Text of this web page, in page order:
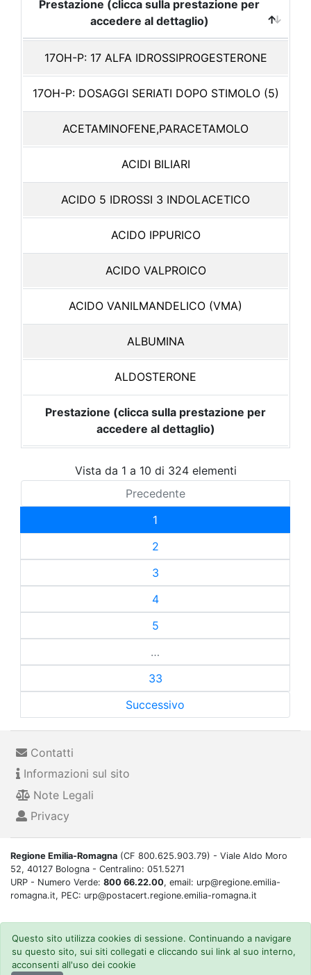
Prestazione (clicca sulla prestazione per
accedere al dettaglio)
17OH-P: 17 ALFA IDROSSIPROGESTERONE
17OH-P: DOSAGGI SERIATI DOPO STIMOLO (5)
ACETAMINOFENE,PARACETAMOLO
ACIDI BILIARI
ACIDO 5 IDROSSI 3 INDOLACETICO
ACIDO IPPURICO
ACIDO VALPROICO
ACIDO VANILMANDELICO (VMA)
ALBUMINA
ALDOSTERONE
Prestazione (clicca sulla prestazione per
accedere al dettaglio)
Vista da 1 a 10 di 324 elementi
Precedente
1
2
3
4
5
…
33
Successivo
Contatti
Informazioni sul sito
Note Legali
Privacy
Regione Emilia-Romagna (CF 800.625.903.79) - Viale Aldo Moro
52, 40127 Bologna - Centralino: 051.5271
URP - Numero Verde: 800 66.22.00, email: urp@regione.emilia-
romagna.it, PEC: urp@postacert.regione.emilia-romagna.it
Questo sito utilizza cookies di sessione. Continuando a navigare
su questo sito, sui siti collegati e cliccando sui link al suo interno,
acconsenti all'uso dei cookie